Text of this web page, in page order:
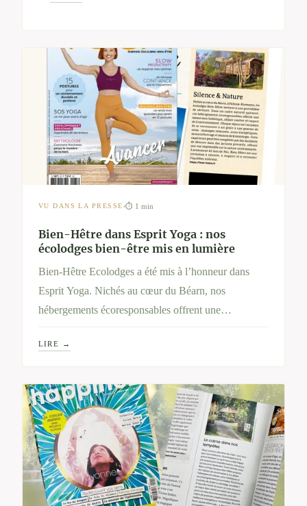
VU DANS LA PRESSE ⏱ 1 min
Bien-Hêtre dans Esprit Yoga : nos
écolodges bien-être mis en lumière
Bien-Hêtre Ecolodges a été mis à l’honneur dans
Esprit Yoga. Nichés au cœur du Béarn, nos
hébergements écoresponsables offrent une
parenthèse de sérénité avec soins holistiques, jacuzzi
privatif et immersion nature pour un séjour bien-être
unique.
LIRE →